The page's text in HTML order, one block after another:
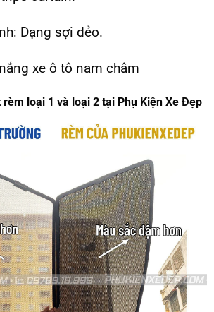
Dạng sợi dẻo.
xe ô tô nam châm
rèm loại 1 và loại 2 tại Phụ Kiện Xe Đẹp